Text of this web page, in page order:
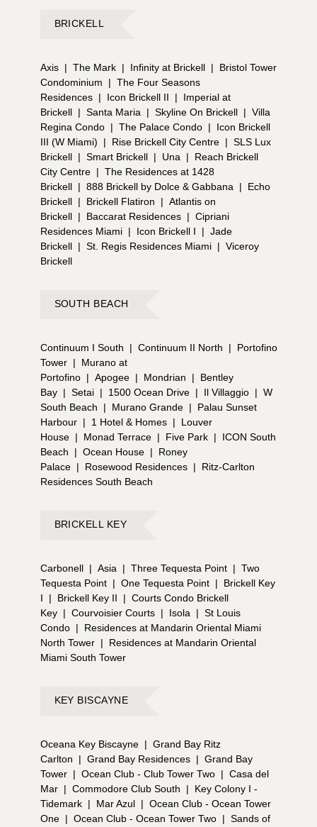
BRICKELL
Axis | The Mark | Infinity at Brickell |
Bristol Tower
Condominium
| The Four Seasons
Residences | Icon Brickell II |
Imperial at
Brickell | Santa Maria | Skyline On Brickell | Villa
Regina Condo | The Palace Condo |
Icon Brickell
III (W Miami)
| Rise Brickell City Centre | SLS Lux
Brickell | Smart Brickell | Una |
Reach Brickell
City Centre | The Residences at 1428
Brickell | 888 Brickell by Dolce & Gabbana |
Echo
Brickell | Brickell Flatiron | Atlantis on
Brickell | Baccarat Residences | Cipriani
Residences Miami | Icon Brickell I | Jade
Brickell | St. Regis Residences Miami | Viceroy
Brickell
SOUTH BEACH
Continuum I South | Continuum II North |
Portofino
Tower |
Murano at
Portofino | Apogee | Mondrian |
Bentley
Bay | Setai | 1500 Ocean Drive | Il Villaggio | W
South Beach
| Murano Grande |
Palau Sunset
Harbour | 1 Hotel & Homes |
Louver
House | Monad Terrace | Five Park |
ICON South
Beach
| Ocean House |
Roney
Palace | Rosewood Residences |
Ritz-Carlton
Residences South Beach
BRICKELL KEY
Carbonell | Asia | Three Tequesta Point | Two
Tequesta Point | One Tequesta Point |
Brickell Key
I
| Brickell Key II | Courts Condo Brickell
Key | Courvoisier Courts | Isola | St Louis
Condo |
Residences at Mandarin Oriental Miami
North Tower |
Residences at Mandarin Oriental
Miami South Tower
KEY BISCAYNE
Oceana Key Biscayne | Grand Bay Ritz
Carlton
| Grand Bay Residences | Grand Bay
Tower | Ocean Club - Club Tower Two | Casa del
Mar | Commodore Club South |
Key Colony I -
Tidemark | Mar Azul | Ocean Club - Ocean Tower
One | Ocean Club - Ocean Tower Two | Sands of